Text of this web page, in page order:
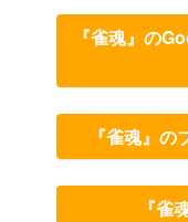
『雀魂』の
『雀魂』
『雀